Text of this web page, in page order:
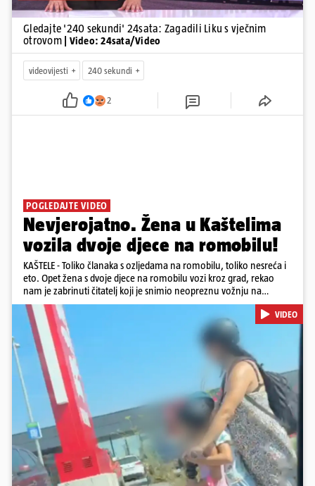
Gledajte '240 sekundi' 24sata: Zagadili Liku s vječnim
otrovom
| Video: 24sata/Video
videovijesti 240 sekundi
2
POGLEDAJTE VIDEO
Nevjerojatno. Žena u Kaštelima
vozila dvoje djece na romobilu!
KAŠTELE - Toliko članaka s ozljedama na romobilu, toliko nesreća i
eto. Opet žena s dvoje djece na romobilu vozi kroz grad, rekao
nam je zabrinuti čitatelj koji je snimio neopreznu vožnju na
romobilu u četvrtak prijepodne kroz Kaštele. Podsjetimo, mjesec i
pol od smrti dječaka (14) u Metkoviću, pad s električnog romobila
odnio je još jedan mladi život. Unatoč naporima liječnika KBC-a
Zagreb, u ponedjeljak maloljetnik je podlegao ozljedama
zadobivenima u padu s romobila.
Pokretanje videa...
VIDEO